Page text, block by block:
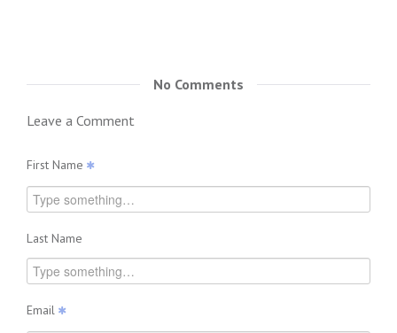
No Comments
Leave a Comment
First Name
Last Name
Email